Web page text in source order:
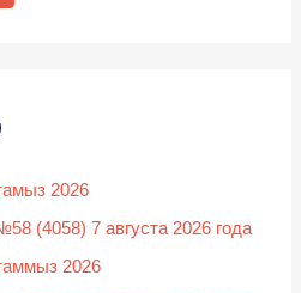
2026
(4058) 7 августа 2026 года
2026